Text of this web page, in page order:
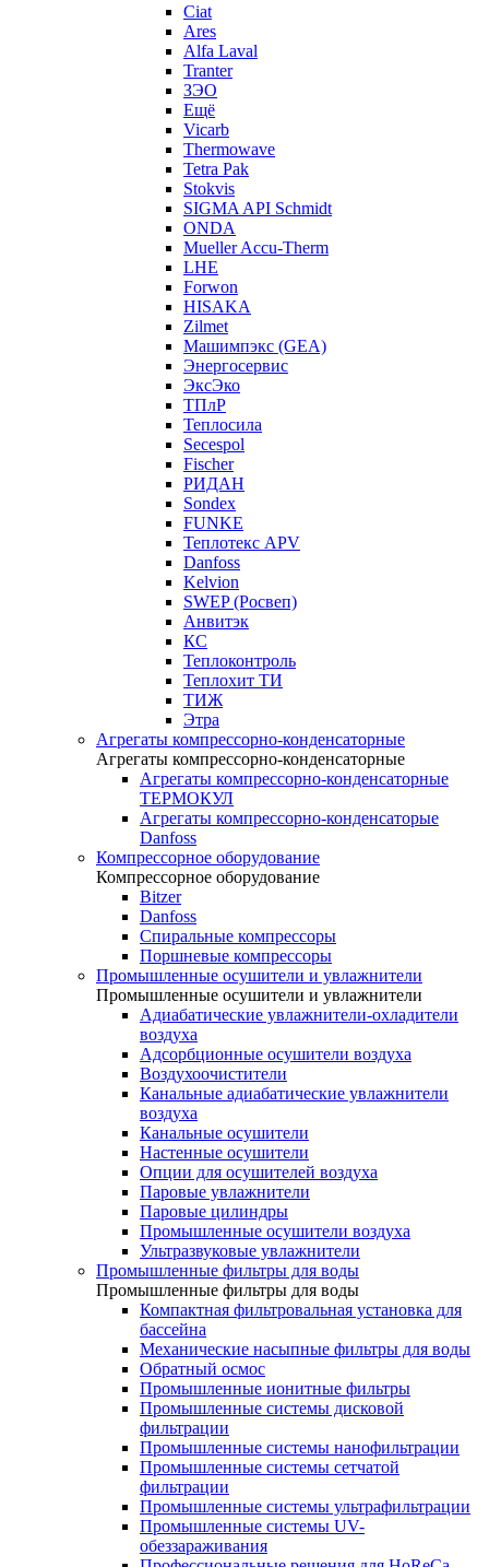
Ciat
Ares
Alfa Laval
Tranter
ЗЭО
Ещё
Vicarb
Thermowave
Tetra Pak
Stokvis
SIGMA API Schmidt
ONDA
Mueller Accu-Therm
LHE
Forwon
HISAKA
Zilmet
Машимпэкс (GEA)
Энергосервис
ЭксЭко
ТПлР
Теплосила
Secespol
Fischer
РИДАН
Sondex
FUNKE
Теплотекс APV
Danfoss
Kelvion
SWEP (Росвеп)
Анвитэк
КС
Теплоконтроль
Теплохит ТИ
ТИЖ
Этра
Агрегаты компрессорно-конденсаторные
Агрегаты компрессорно-конденсаторные
Агрегаты компрессорно-конденсаторные
ТЕРМОКУЛ
Агрегаты компрессорно-конденсаторые
Danfoss
Компрессорное оборудование
Компрессорное оборудование
Bitzer
Danfoss
Спиральные компрессоры
Поршневые компрессоры
Промышленные осушители и увлажнители
Промышленные осушители и увлажнители
Адиабатические увлажнители-охладители
воздуха
Адсорбционные осушители воздуха
Воздухоочистители
Канальные адиабатические увлажнители
воздуха
Канальные осушители
Настенные осушители
Опции для осушителей воздуха
Паровые увлажнители
Паровые цилиндры
Промышленные осушители воздуха
Ультразвуковые увлажнители
Промышленные фильтры для воды
Промышленные фильтры для воды
Компактная фильтровальная установка для
бассейна
Механические насыпные фильтры для воды
Обратный осмос
Промышленные ионитные фильтры
Промышленные системы дисковой
фильтрации
Промышленные системы нанофильтрации
Промышленные системы сетчатой
фильтрации
Промышленные системы ультрафильтрации
Промышленные системы UV-
обеззараживания